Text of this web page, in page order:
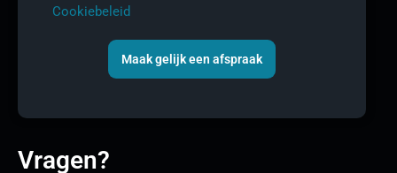
Cookiebeleid
Maak gelijk een afspraak
Vragen?